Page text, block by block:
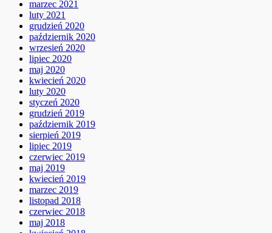
marzec 2021
luty 2021
grudzień 2020
październik 2020
wrzesień 2020
lipiec 2020
maj 2020
kwiecień 2020
luty 2020
styczeń 2020
grudzień 2019
październik 2019
sierpień 2019
lipiec 2019
czerwiec 2019
maj 2019
kwiecień 2019
marzec 2019
listopad 2018
czerwiec 2018
maj 2018